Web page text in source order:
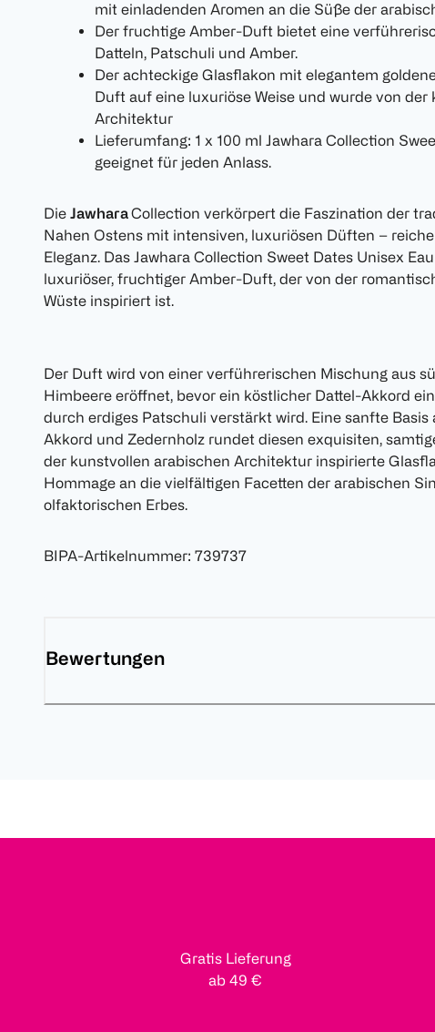
mit einladenden Aromen an die Süße der
Der fruchtige Amber-Duft bietet eine
Datteln, Patschuli und Amber.
Der achteckige Glasflakon mit elegantem
Duft auf eine luxuriöse Weise und wurde von
Architektur
Lieferumfang: 1 x 100 ml Jawhara Collection
geeignet für jeden Anlass.
Die JawharaCollection verkörpert die Faszination der
Nahen Ostens mit intensiven, luxuriösen Düften –
Eleganz. Das Jawhara Collection Sweet Dates Unisex
luxuriöser, fruchtiger Amber-Duft, der von der
Wüste inspiriert ist.
Der Duft wird von einer verführerischen Mischung aus
Himbeere eröffnet, bevor ein köstlicher Dattel-Akkord
durch erdiges Patschuli verstärkt wird. Eine sanfte
Akkord und Zedernholz rundet diesen exquisiten,
der kunstvollen arabischen Architektur inspirierte
Hommage an die vielfältigen Facetten der arabischen
olfaktorischen Erbes.
BIPA-Artikelnummer: 739737
Bewertungen
Gratis Lieferung
ab 49 €